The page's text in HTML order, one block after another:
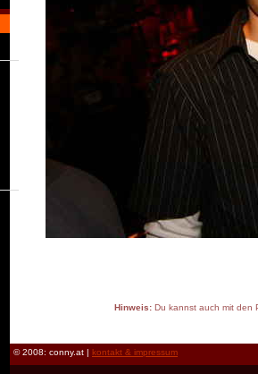
Hinweis:Du kannst auch mit den
© 2008: conny.at | kontakt & impressum